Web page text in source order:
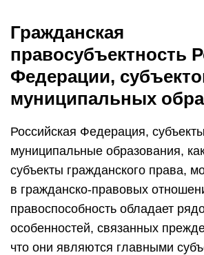
Гражданская
правосубъектность
Федерации,
муниципальных
Российская Федерация,
муниципальные образования,
субъекты гражданского права,
в гражданско-правовых
правоспособность обладает
особенностей, связанных
что они являются главными